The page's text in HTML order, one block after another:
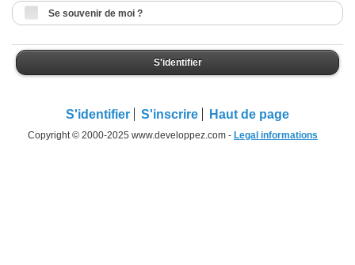
Se souvenir de moi ?
S'identifier
S'identifier S'inscrire Haut de page
Copyright © 2000-2025 www.developpez.com - Legal informations